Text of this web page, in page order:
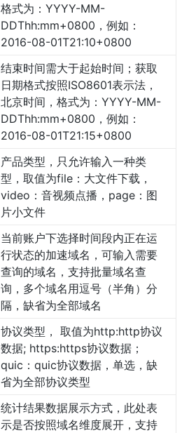
格式为：YYYY-MM-
DDThh:mm+0800，例如：
2016-08-01T21:10+0800
结束时间需大于起始时间；获取
日期格式按照ISO8601表示法，
北京时间，格式为：YYYY-MM-
DDThh:mm+0800，例如：
2016-08-01T21:15+0800
产品类型，只允许输入一种类
型，取值为file：大文件下载，
video：音视频点播，page：图
片小文件
当前账户下选择时间段内正在运
行状态的加速域名，可输入需要
查询的域名，支持批量域名查
询，多个域名用逗号（半角）分
隔，缺省为全部域名
协议类型， 取值为http:http协议
数据; https:https协议数据；
quic：quic协议数据，单选，缺
省为全部协议类型
统计结果数据展示方式，此处表
示是否按照域名维度展开，支持